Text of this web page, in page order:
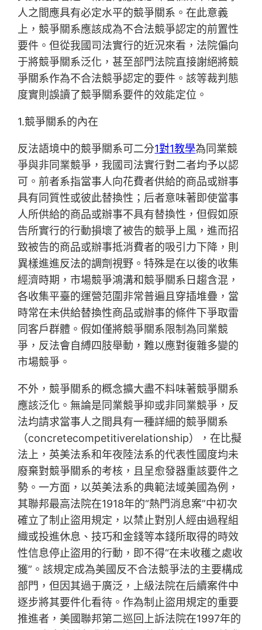
人之間應具有必定水平的競爭關系。在此意義
上，競爭關系應該成為不合法競爭認定的前置性
要件。但從我國司法實行的近況來看，法院偏向
于將競爭關系泛化，甚至部門法院直接謝絕將競
爭關系作為不合法競爭認定的要件。該等裁判態
度實則誤讀了競爭關系要件的效能定位。
1.競爭關系的內在
反法語境中的競爭關系可二分1對1教學為同業競
爭與非同業競爭，我國司法實行對二者均予以認
可。前者系指當事人向花費者供給的商品或辦事
具有同質性或彼此替換性；后者意味著即使當事
人所供給的商品或辦事不具有替換性，但假如原
告所實行的行動損壞了被告的競爭上風，進而招
致被告的商品或辦事抵消費者的吸引力下降，則
異樣進進反法的調劑視野。特殊是在以後的收集
經濟時期，市場競爭鴻溝和競爭關系日趨含混，
各收集平臺的運營范圍非常普遍且穿插堆疊，當
時常在未供給替換性商品或辦事的條件下爭取雷
同客戶群體。假如僅將競爭關系限制為同業競
爭，反法會自縛四肢舉動，難以應對復雜多變的
市場競爭。
不外，競爭關系的概念擴大盡不料味著競爭關系
應該泛化。無論是同業競爭抑或非同業競爭，反
法均請求當事人之間具有一種詳細的競爭關系
（concretecompetitiverelationship），在比擬
法上，英美法系和年夜陸法系的代表性國度均未
廢棄對競爭關系的考核，且呈愈發器重該要件之
勢。一方面，以英美法系的典範法域美國為例，
其聯邦最高法院在1918年的“熱門消息案”中初次
確立了制止盜用規定，以禁止對別人經由過程組
織或投進休息、技巧和金錢等本錢所取得的時效
性信息停止盜用的行動，即不得“在未收穫之處收
獲”。該規定成為美國反不合法競爭法的主要構成
部門，但因其過于廣泛，上級法院在后續案件中
逐步將其要件化看待。作為制止盜用規定的重要
推進者，美國聯邦第二巡回上訴法院在1997年的